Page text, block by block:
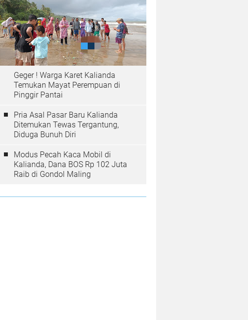
Geger ! Warga Karet Kalianda
Temukan Mayat Perempuan di
Pinggir Pantai
Pria Asal Pasar Baru Kalianda
Ditemukan Tewas Tergantung,
Diduga Bunuh Diri
Modus Pecah Kaca Mobil di
Kalianda, Dana BOS Rp 102 Juta
Raib di Gondol Maling